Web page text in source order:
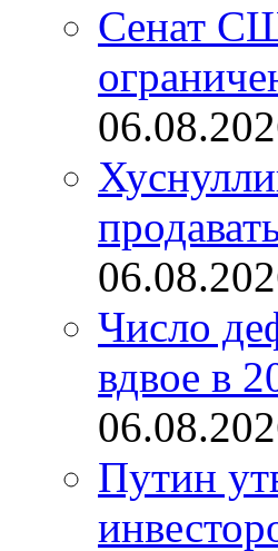
Сенат
Число
вдвое в
Путин